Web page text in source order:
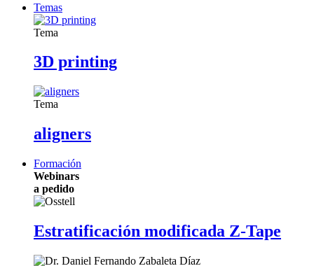
Temas
Tema
3D printing
Tema
aligners
Formación
Webinars
a pedido
Estratificación modificada Z-Tape